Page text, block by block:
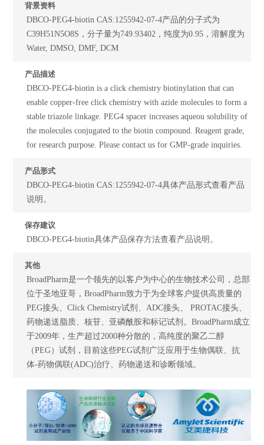
背景资料
DBCO-PEG4-biotin CAS:1255942-07-4产品的分子式为
C39H51N5O8S，分子量为749.93402，纯度为0.95，溶解度为
Water, DMSO, DMF, DCM
产品描述
DBCO-PEG4-biotin is a click chemistry biotinylation that can
enable copper-free click chemistry with azide molecules to form a
stable triazole linkage. PEG4 spacer increases aqueou solubility of
the molecules conjugated to the biotin compound. Reagent grade,
for research purpose. Please contact us for GMP-grade inquiries.
产品形式
DBCO-PEG4-biotin CAS:1255942-07-4具体产品形式查看产品
说明。
保存建议
DBCO-PEG4-biotin具体产品保存方法查看产品说明。
其他
BroadPharm是一个领先的以客户为中心的生物技术公司，总部
位于圣地亚哥，BroadPharm致力于为全球客户提供高质量的
PEG接头、Click Chemistry试剂、ADC接头、 PROTAC接头、
药物递送脂质、核苷、亚磷酰胺和标记试剂。BroadPharm成立
于2009年，生产超过2000种分散的，高纯度的聚乙二醇
（PEG）试剂，目前这些PEG试剂广泛应用于生物偶联、抗
体-药物偶联(ADC)治疗、药物递送和诊断领域。